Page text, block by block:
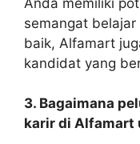
semangat
baik, Alfamart
kandidat yang
3. Bagaimana
karir di Alfamart